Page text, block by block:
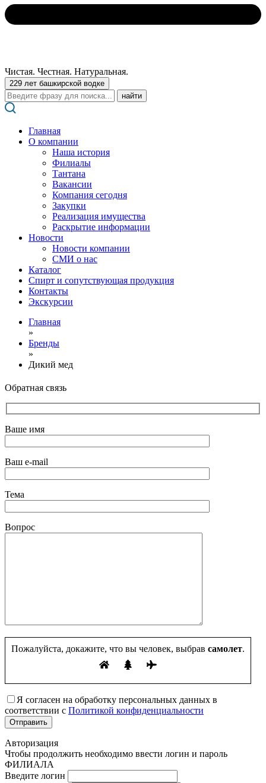
Чистая. Честная. Натуральная.
229 лет башкирской водке
Поиск:
Главная
О компании
Наша история
Филиалы
Тантана
Вакансии
Компания сегодня
Закупки
Реализация имущества
Раскрытие информации
Новости
Новости компании
СМИ о нас
Каталог
Спирт и сопутствующая продукция
Контакты
Экскурсии
Главная
»
Бренды
»
Дикий мед
Обратная связь
Ваше имя
Ваш e-mail
Тема
Вопрос
Пожалуйста, докажите, что вы человек, выбрав самолет.
Я согласен на обработку персональных данных в
соответствии с Политикой конфиденциальности
Авторизация
Чтобы продолжить необходимо ввести логин и пароль
ФИЛИАЛА
Введите логин